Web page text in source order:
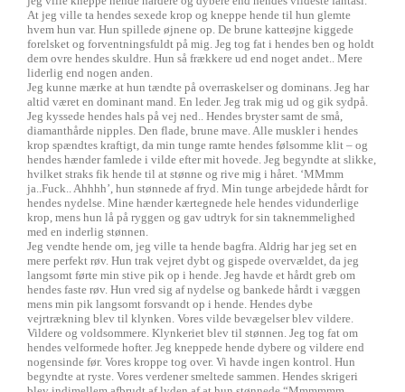
At jeg ville ta hendes sexede krop og kneppe hende til hun glemte
hvem hun var. Hun spillede øjnene op. De brune katteøjne kiggede
forelsket og forventningsfuldt på mig. Jeg tog fat i hendes ben og holdt
dem ovre hendes skuldre. Hun så frækkere ud end noget andet.. Mere
liderlig end nogen anden.
Jeg kunne mærke at hun tændte på overraskelser og dominans. Jeg har
altid været en dominant mand. En leder. Jeg trak mig ud og gik sydpå.
Jeg kyssede hendes hals på vej ned.. Hendes bryster samt de små,
diamanthårde nipples. Den flade, brune mave. Alle muskler i hendes
krop spændtes kraftigt, da min tunge ramte hendes følsomme klit – og
hendes hænder famlede i vilde efter mit hovede. Jeg begyndte at slikke,
hvilket straks fik hende til at stønne og rive mig i håret. ‘MMmm
ja..Fuck.. Ahhhh’, hun stønnede af fryd. Min tunge arbejdede hårdt for
hendes nydelse. Mine hænder kærtegnede hele hendes vidunderlige
krop, mens hun lå på ryggen og gav udtryk for sin taknemmelighed
med en inderlig stønnen.
Jeg vendte hende om, jeg ville ta hende bagfra. Aldrig har jeg set en
mere perfekt røv. Hun trak vejret dybt og gispede overvældet, da jeg
langsomt førte min stive pik op i hende. Jeg havde et hårdt greb om
hendes faste røv. Hun vred sig af nydelse og bankede hårdt i væggen
mens min pik langsomt forsvandt op i hende. Hendes dybe
vejrtrækning blev til klynken. Vores vilde bevægelser blev vildere.
Vildere og voldsommere. Klynkeriet blev til stønnen. Jeg tog fat om
hendes velformede hofter. Jeg kneppede hende dybere og vildere end
nogensinde før. Vores kroppe tog over. Vi havde ingen kontrol. Hun
begyndte at ryste. Vores verdener smeltede sammen. Hendes skrigeri